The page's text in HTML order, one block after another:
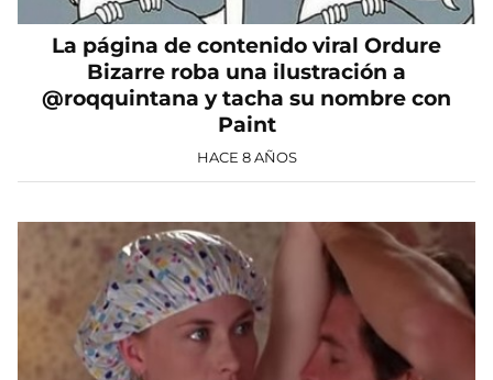
La página de contenido viral Ordure
Bizarre roba una ilustración a
@roqquintana y tacha su nombre con
Paint
HACE 8 AÑOS